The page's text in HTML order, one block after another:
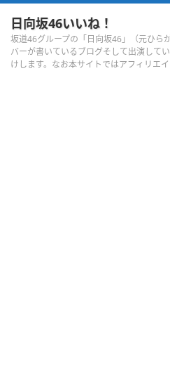
日向坂46いいね！
坂道46グループの「日向坂46」（元ひら
バーが書いているブログそして出演して
けします。なお本サイトではアフィリエ